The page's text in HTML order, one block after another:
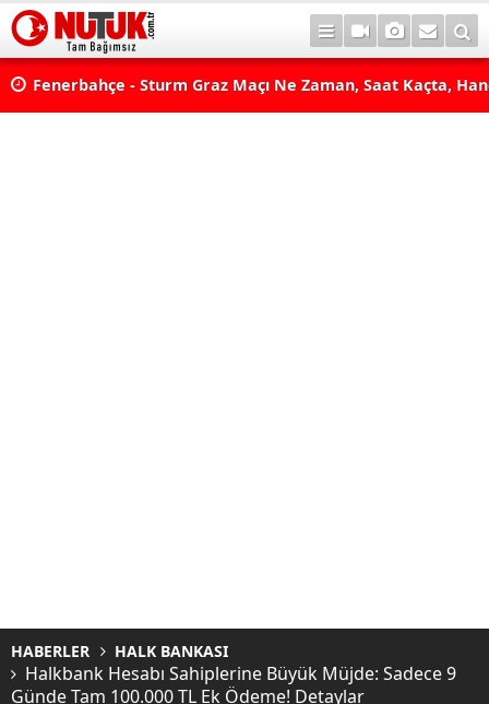
Fenerbahçe - Sturm Graz Maçı Ne Zaman, Saat Kaçta,
HABERLER HALK BANKASI
Halkbank Hesabı Sahiplerine Büyük Müjde: Sadece 9
Günde Tam 100.000 TL Ek Ödeme! Detaylar